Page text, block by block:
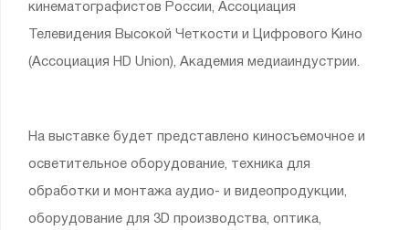
кинематографистов России, Ассоциация
Телевидения Высокой Четкости и Цифрового Кино
(Ассоциация HD Union), Академия медиаиндустрии.
На выставке будет представлено киносъемочное и
осветительное оборудование, техника для
обработки и монтажа аудио- и видеопродукции,
оборудование для 3D производства, оптика,